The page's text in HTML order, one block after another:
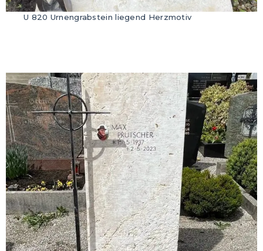
U 820 Urnengrabstein liegend Herzmotiv